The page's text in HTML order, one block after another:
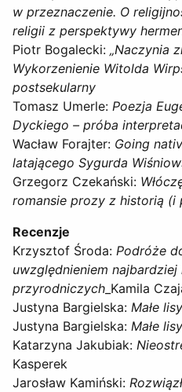
w przeznaczenie. O
religii z perspektywy
Piotr Bogalecki: „Naczynia
Wykorzenienie Witolda
postsekularny
Tomasz Umerle: Poezja
Dyckiego – próba
Wacław Forajter: Going
latającego Sygurda
Grzegorz Czekański:
romansie prozy z historią (i
Recenzje
Krzysztof Środa: Podróże
uwzględnieniem
przyrodniczych _Kamila
Justyna Bargielska: Małe lisy
Justyna Bargielska: Małe lisy
Katarzyna Jakubiak:
Kasperek
Jarosław Kamiński: